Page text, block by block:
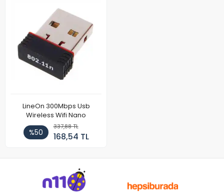
LineOn 300Mbps Usb
Wireless Wifi Nano
%50
337,88 TL
168,54 TL